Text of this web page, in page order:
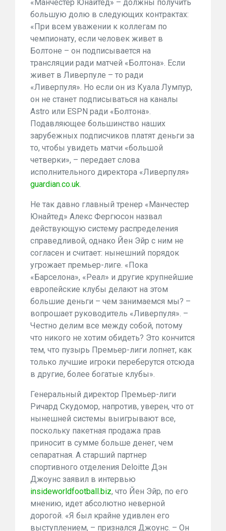
«Манчестер Юнайтед» – должны получить
большую долю в следующих контрактах:
«При всем уважении к коллегам по
чемпионату, если человек живет в
Болтоне – он подписывается на
трансляции ради матчей «Болтона». Если
живет в Ливерпуле – то ради
«Ливерпуля». Но если он из Куала Лумпур,
он не станет подписываться на каналы
Astro или ESPN ради «Болтона».
Подавляющее большинство наших
зарубежных подписчиков платят деньги за
то, чтобы увидеть матчи «большой
четверки», – передает слова
исполнительного директора «Ливерпуля»
guardian.co.uk.
Не так давно главный тренер «Манчестер
Юнайтед» Алекс Фергюсон назвал
действующую систему распределения
справедливой, однако Йен Эйр с ним не
согласен и считает: нынешний порядок
угрожает премьер-лиге. «Пока
«Барселона», «Реал» и другие крупнейшие
европейские клубы делают на этом
большие деньги – чем занимаемся мы? –
вопрошает руководитель «Ливерпуля». –
Честно делим все между собой, потому
что никого не хотим обидеть? Это кончится
тем, что пузырь Премьер-лиги лопнет, как
только лучшие игроки переберутся отсюда
в другие, более богатые клубы».
Генеральный директор Премьер-лиги
Ричард Скудомор, напротив, уверен, что от
нынешней системы выигрывают все,
поскольку пакетная продажа прав
приносит в сумме больше денег, чем
сепаратная. А старший партнер
спортивного отделения Deloitte Дэн
Джоунс заявил в интервью
insideworldfootball.biz, что Йен Эйр, по его
мнению, идет абсолютно неверной
дорогой. «Я был крайне удивлен его
выступлением, – признался Джоунс. – Он